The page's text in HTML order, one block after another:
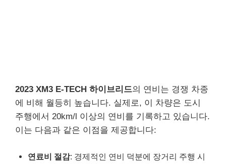
2023 XM3 E-TECH 하이브리드의 연비는 경쟁 차종
에 비해 월등히 높습니다. 실제로, 이 차량은 도시
주행에서 20km/l 이상의 연비를 기록하고 있습니다.
이는 다음과 같은 이점을 제공합니다:
연료비 절감: 경제적인 연비 덕분에 장거리 주행 시